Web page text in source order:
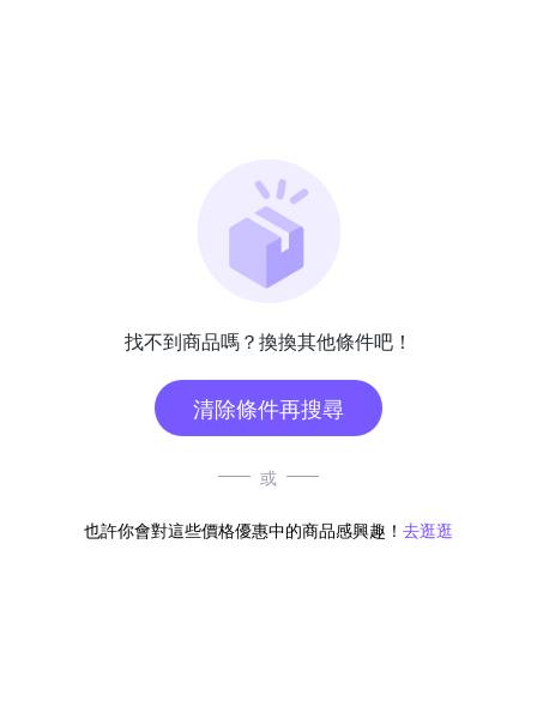
找不到商品嗎？換換其他條件吧！
清除條件再搜尋
或
也許你會對這些價格優惠中的商品感興趣！ 去逛逛